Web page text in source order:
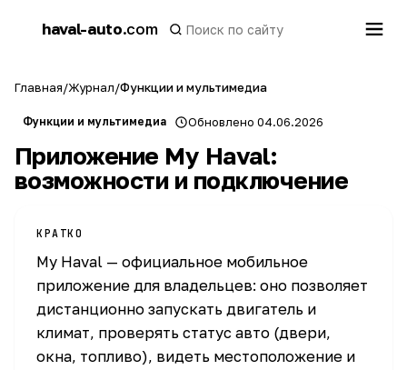
haval-auto.com
Главная/Журнал/Функции и мультимедиа
Функции и мультимедиа Обновлено 04.06.2026
Приложение My Haval:
возможности и подключение
КРАТКО
My Haval — официальное мобильное
приложение для владельцев: оно позволяет
дистанционно запускать двигатель и
климат, проверять статус авто (двери,
окна, топливо), видеть местоположение и